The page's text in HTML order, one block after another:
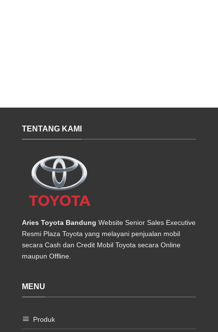
TENTANG KAMI
Aries Toyota Bandung Website Senior Sales Executive
Resmi Plaza Toyota yang melayani penjualan mobil
secara Cash dan Credit Mobil Toyota secara Online
maupun Offline.
MENU
Produk